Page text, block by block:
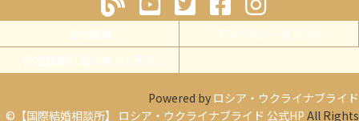
会社概要
プライバシーポリシー
特定商取引法に基づく表記
Powered by ロシア・ウクライナブライド
©【国際結婚相談所】 ロシア・ウクライナブライド 公式HP All Rights